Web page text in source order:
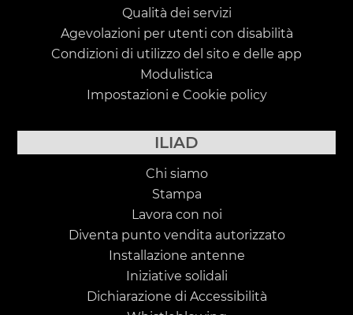
Qualità dei servizi
Agevolazioni per utenti con disabilità
Condizioni di utilizzo del sito e delle app
Modulistica
Impostazioni e Cookie policy
ILIAD
Chi siamo
Stampa
Lavora con noi
Diventa punto vendita autorizzato
Installazione antenne
Iniziative solidali
Dichiarazione di Accessibilità